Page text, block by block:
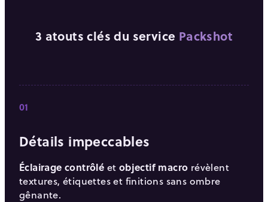
3 atouts clés du service Packshot
01
Détails impeccables
Éclairage contrôlé et objectif macro révèlent
textures, étiquettes et finitions sans ombre
gênante.